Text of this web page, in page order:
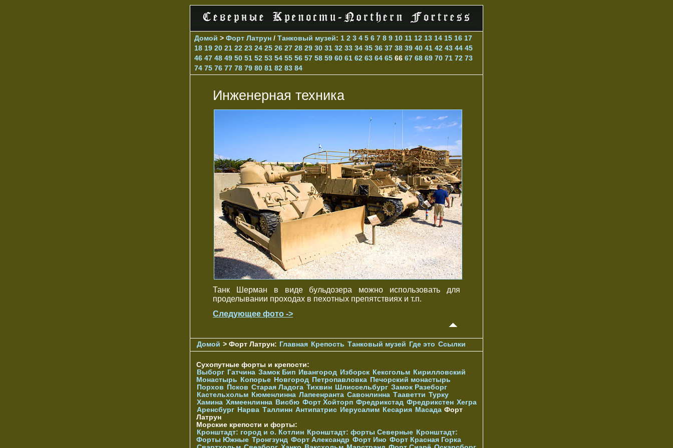
Домой > Форт Латрун / Танковый музей: 1 2 3 4 5 6 7 8 9 10 11 12 13 14 15 16 17
18 19 20 21 22 23 24 25 26 27 28 29 30 31 32 33 34 35 36 37 38 39 40 41 42 43 44 45
46 47 48 49 50 51 52 53 54 55 56 57 58 59 60 61 62 63 64 65 66 67 68 69 70 71 72 73
74 75 76 77 78 79 80 81 82 83 84
Инженерная техника
Танк Шерман в виде бульдозера можно использовать для
проделывании проходах в пехотных препятствиях и т.п.
Следующее фото ->
Домой > Форт Латрун: Главная Крепость Танковый музей Где это Ссылки
Сухопутные форты и крепости:
Выборг Гатчина Замок Бип Ивангород Изборск Кексгольм Кирилловский
Монастырь
Копорье Новгород Петропавловка Печорcкий монастырь
Порхов
Псков Старая Ладога Тихвин Шлиссельбург Замок Разеборг
Кастельхольм Кюменлинна Лапеенранта Савонлинна Тааветти Турку
Хамина Хямеенлинна Висбю Форт Хойторп Фредрикстад Фредрикстен Хегра
Аренсбург Нарва Таллинн Антипатрис Иерусалим Кесария Масада Форт
Латрун
Морские крепости и форты:
Кронштадт: город и о. Котлин Кронштадт: форты Северные Кронштадт:
Форты Южные Тронгзунд Форт Александр Форт Ино Форт Красная Горка